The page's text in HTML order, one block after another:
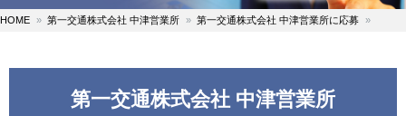
HOME 第一交通株式会社 中津営業所 第一交通株式会社 中津営業所に応募
第一交通株式会社 中津営業所